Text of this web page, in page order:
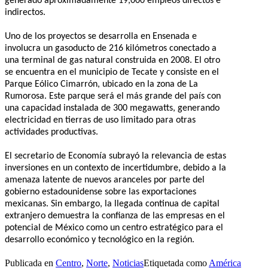
indirectos.
Uno de los proyectos se desarrolla en Ensenada e
involucra un gasoducto de 216 kilómetros conectado a
una terminal de gas natural construida en 2008. El otro
se encuentra en el municipio de Tecate y consiste en el
Parque Eólico Cimarrón, ubicado en la zona de La
Rumorosa. Este parque será el más grande del país con
una capacidad instalada de 300 megawatts, generando
electricidad en tierras de uso limitado para otras
actividades productivas.
El secretario de Economía subrayó la relevancia de estas
inversiones en un contexto de incertidumbre, debido a la
amenaza latente de nuevos aranceles por parte del
gobierno estadounidense sobre las exportaciones
mexicanas. Sin embargo, la llegada continua de capital
extranjero demuestra la confianza de las empresas en el
potencial de México como un centro estratégico para el
desarrollo económico y tecnológico en la región.
Publicada en Centro, Norte, NoticiasEtiquetada como América